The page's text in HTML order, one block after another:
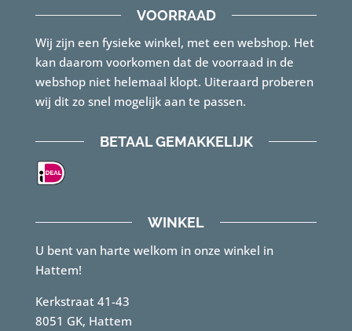
VOORRAAD
Wij zijn een fysieke winkel, met een webshop. Het
kan daarom voorkomen dat de voorraad in de
webshop niet helemaal klopt. Uiteraard proberen
wij dit zo snel mogelijk aan te passen.
BETAAL GEMAKKELIJK
WINKEL
U bent van harte welkom in onze winkel in
Hattem!
Kerkstraat 41-43
8051 GK, Hattem